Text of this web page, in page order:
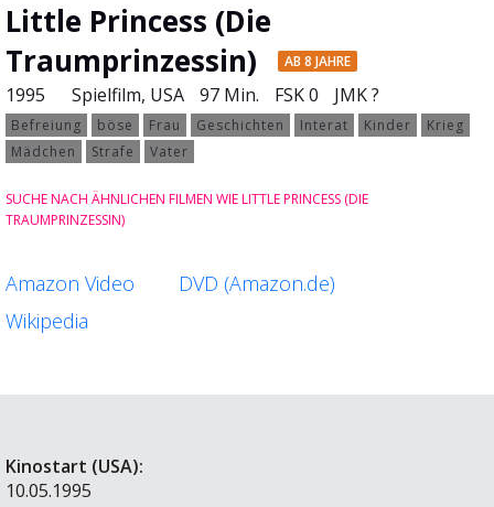
Little Princess (Die
Traumprinzessin)
AB 8 JAHRE
1995 Spielfilm, USA 97 Min. FSK 0 JMK ?
Befreiung böse Frau Geschichten Interat Kinder
Krieg
Mädchen
Strafe Vater
SUCHE NACH ÄHNLICHEN FILMEN WIE LITTLE PRINCESS (DIE
TRAUMPRINZESSIN)
Amazon Video
DVD (Amazon.de)
Wikipedia
Kinostart (USA):
10.05.1995